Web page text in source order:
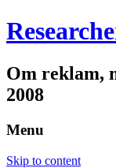
Om reklam,
2008
Menu
Skip to content